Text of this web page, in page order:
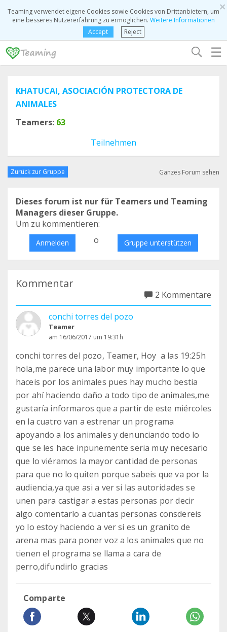
×
Teaming verwendet eigene Cookies sowie Cookies von Drittanbietern, um
eine besseres Nutzererfahrung zu ermöglichen. Weitere Informationen
Accept
Reject
☰
KHATUCAI, ASOCIACIÓN PROTECTORA DE
ANIMALES
Teamers: 63
Teilnehmen
Zurück zur Gruppe Ganzes Forum sehen
Dieses forum ist nur für Teamers und Teaming
Managers dieser Gruppe.
Um zu kommentieren:
Anmelden o Gruppe unterstützen
Kommentar
2 Kommentare
conchi torres del pozo
Teamer
am 16/06/2017 um 19:31h
conchi torres del pozo, Teamer, Hoy a las 19:25h
hola,me parece una labor muy importante lo que
haceis por los animales pues hay mucho bestia
por ahí haciendo daño a todo tipo de animales,me
gustaría informaros que a partir de este miércoles
en la cuatro van a estrenar un programa
apoyando a los animales y denunciando todo lo
que se les hace inpunemente seria muy necesario
que lo viéramos la mayor cantidad de personas
para que no lo quiten porque sabeis que va por la
audiencia,ya que asi a ver si las autoridades se
unen para castigar a estas personas por decir
algo comentarlo a cuantas personas consdereis
yo lo estoy haciendo a ver si es un granito de
arena mas para poner voz a los animales que no
tienen el programa se llama a cara de
perro,difundirlo gracias
Comparte